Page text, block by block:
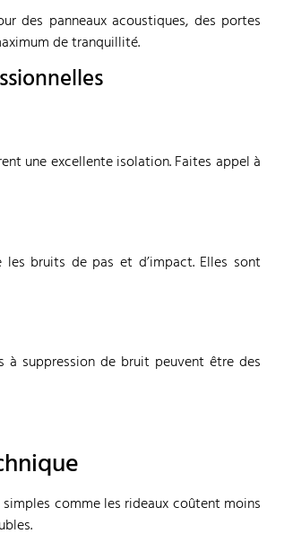
des panneaux acoustiques, des portes
de tranquillité.
une excellente isolation. Faites appel à
bruits de pas et d’impact. Elles sont
suppression de bruit peuvent être des
comme les rideaux coûtent moins